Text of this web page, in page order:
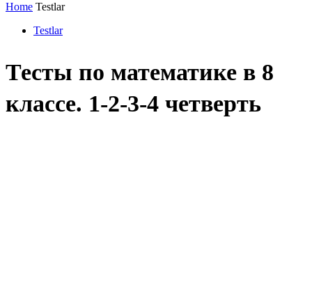
Home Testlar
Testlar
Тесты по математике в 8
классе. 1-2-3-4 четверть